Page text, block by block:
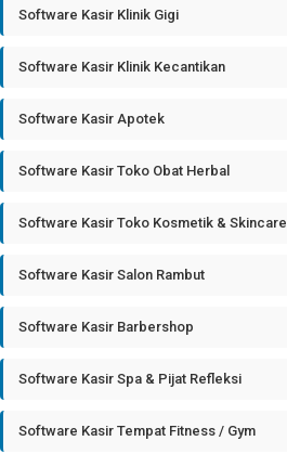
Software Kasir Klinik Gigi
Software Kasir Klinik Kecantikan
Software Kasir Apotek
Software Kasir Toko Obat Herbal
Software Kasir Toko Kosmetik & Skincare
Software Kasir Salon Rambut
Software Kasir Barbershop
Software Kasir Spa & Pijat Refleksi
Software Kasir Tempat Fitness / Gym